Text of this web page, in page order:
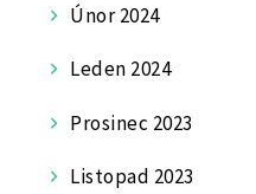
Únor 2024
Leden 2024
Prosinec 2023
Listopad 2023